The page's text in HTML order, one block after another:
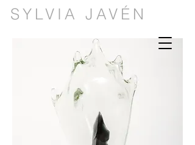
SYLVIA JAVÉN